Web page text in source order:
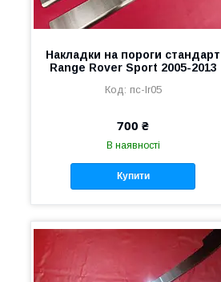
Накладки на пороги стандарт
Range Rover Sport 2005-2013
пс-lr05
700 ₴
В наявності
Купити